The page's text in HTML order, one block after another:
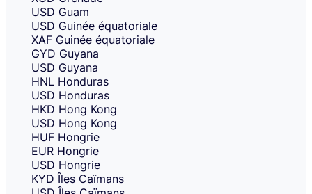
USD Guam
USD Guinée équatoriale
XAF Guinée équatoriale
GYD Guyana
USD Guyana
HNL Honduras
USD Honduras
HKD Hong Kong
USD Hong Kong
HUF Hongrie
EUR Hongrie
USD Hongrie
KYD Îles Caïmans